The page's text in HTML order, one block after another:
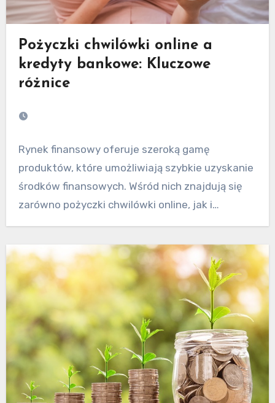
Pożyczki chwilówki online a
kredyty bankowe: Kluczowe
różnice
Rynek finansowy oferuje szeroką gamę
produktów, które umożliwiają szybkie uzyskanie
środków finansowych. Wśród nich znajdują się
zarówno pożyczki chwilówki online, jak i…